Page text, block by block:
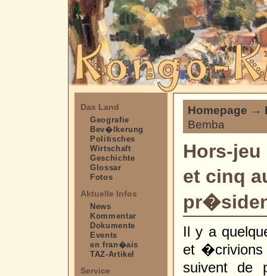
Das Land
Geografie
Bev�lkerung
Politisches
Wirtschaft
Geschichte
Glossar
Fotos
Aktuelle Infos
News
Kommentar
Dokumente
Events
en fran�ais
TAZ-Artikel
Service
Homepage →
Bemba
Hors-jeu
et cinq
Il y a
et �crivions
suivent de